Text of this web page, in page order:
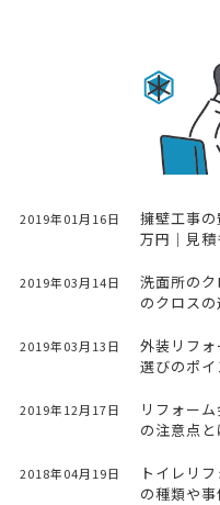
2019年01月16日
擁壁工事
万円｜見
2019年03月14日
洗面所の
のクロスの
2019年03月13日
外装リフ
選びのポ
2019年12月17日
リフォー
の注意点と
2018年04月19日
トイレリ
の種類や